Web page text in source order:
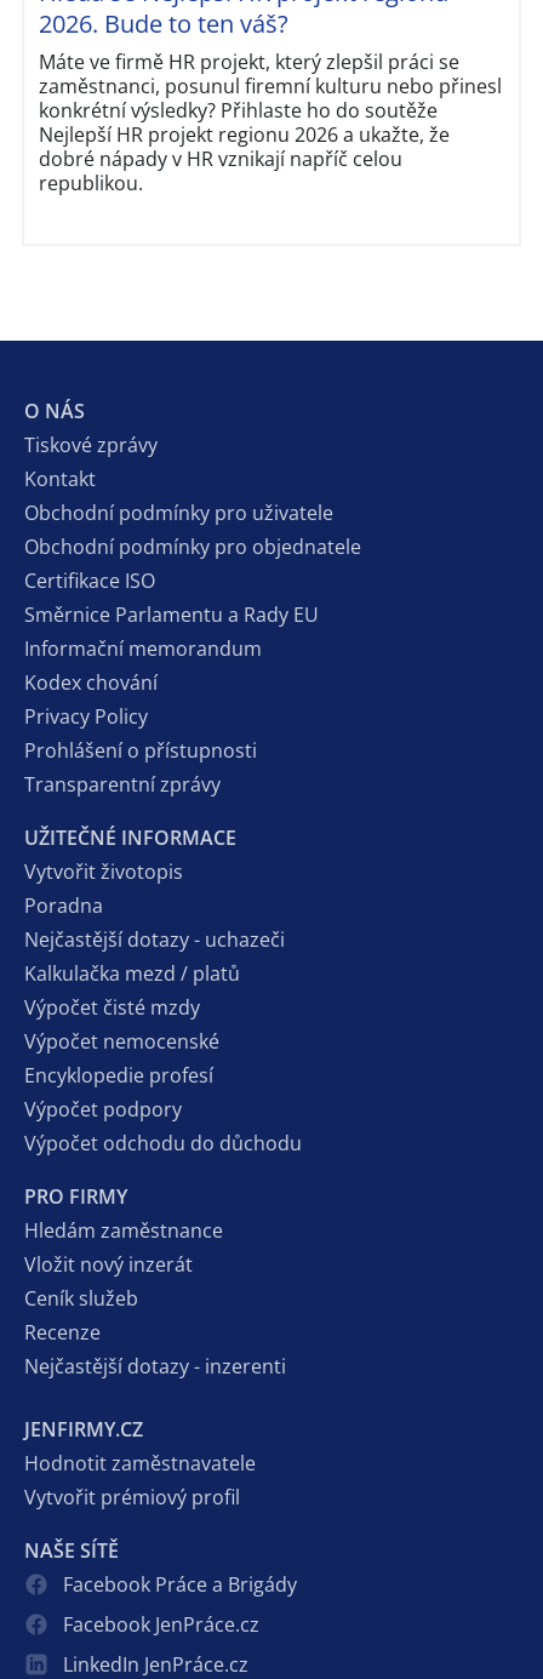
2026. Bude to ten váš?
Máte ve firmě HR projekt, který zlepšil práci se
zaměstnanci, posunul firemní kulturu nebo přinesl
konkrétní výsledky? Přihlaste ho do soutěže
Nejlepší HR projekt regionu 2026 a ukažte, že
dobré nápady v HR vznikají napříč celou
republikou.
O NÁS
Tiskové zprávy
Kontakt
Obchodní podmínky pro uživatele
Obchodní podmínky pro objednatele
Certifikace ISO
Směrnice Parlamentu a Rady EU
Informační memorandum
Kodex chování
Privacy Policy
Prohlášení o přístupnosti
Transparentní zprávy
UŽITEČNÉ INFORMACE
Vytvořit životopis
Poradna
Nejčastější dotazy - uchazeči
Kalkulačka mezd / platů
Výpočet čisté mzdy
Výpočet nemocenské
Encyklopedie profesí
Výpočet podpory
Výpočet odchodu do důchodu
PRO FIRMY
Hledám zaměstnance
Vložit nový inzerát
Ceník služeb
Recenze
Nejčastější dotazy - inzerenti
JENFIRMY.CZ
Hodnotit zaměstnavatele
Vytvořit prémiový profil
NAŠE SÍTĚ
Facebook Práce a Brigády
Facebook JenPráce.cz
LinkedIn JenPráce.cz